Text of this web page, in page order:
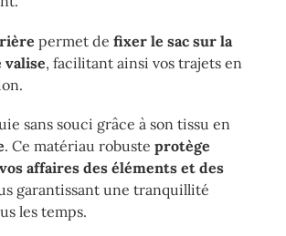
permet de fixer le sac sur la
valise, facilitant ainsi vos trajets en
sans souci grâce à son tissu en
. Ce matériau robuste protège
affaires des éléments et des
garantissant une tranquillité
les temps.